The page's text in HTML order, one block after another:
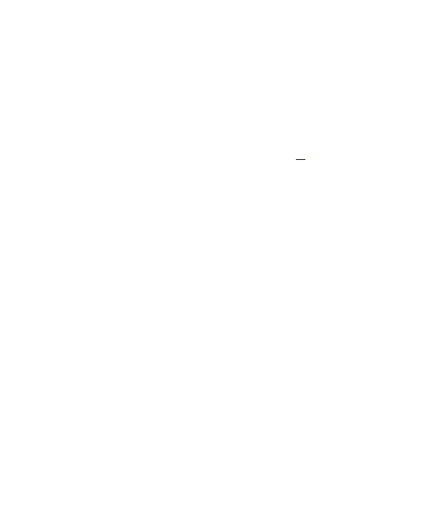
учебное заведение в Новосибирске. Основанная в 1956
стала первым музыкальным высшим учебным
России[3]. С 1957 года она носит имя Михаила Ивановича